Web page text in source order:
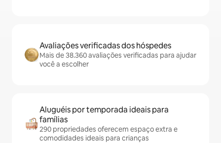
Avaliações verificadas dos hóspedes
Mais de 38.360 avaliações verificadas para ajudar
você a escolher
Aluguéis por temporada ideais para
famílias
290 propriedades oferecem espaço extra e
comodidades ideais para crianças